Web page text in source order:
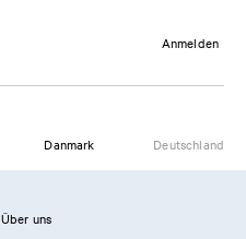
Anmelden
Danmark Deutschland
Über uns